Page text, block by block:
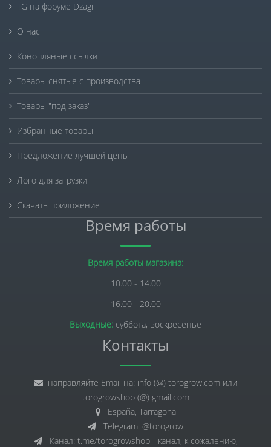
TG на форуме Dzagi
О нас
Конопляные ссылки
Товары снятые с производства
Товары "под заказ"
Избранные товары
Предложение лучшей цены
Лого для загрузки
Скачать приложение
Время работы
Время работы магазина:
10.00 - 14.00
16.00 - 20.00
Выходные: суббота, воскресенье
Контакты
направляйте Email на: info (@) torogrow.com или
torogrowshop (@) gmail.com
España, Tarragona
Telegram: @torogrow
Канал: t.me/torogrowshop - канал, к сожалению,